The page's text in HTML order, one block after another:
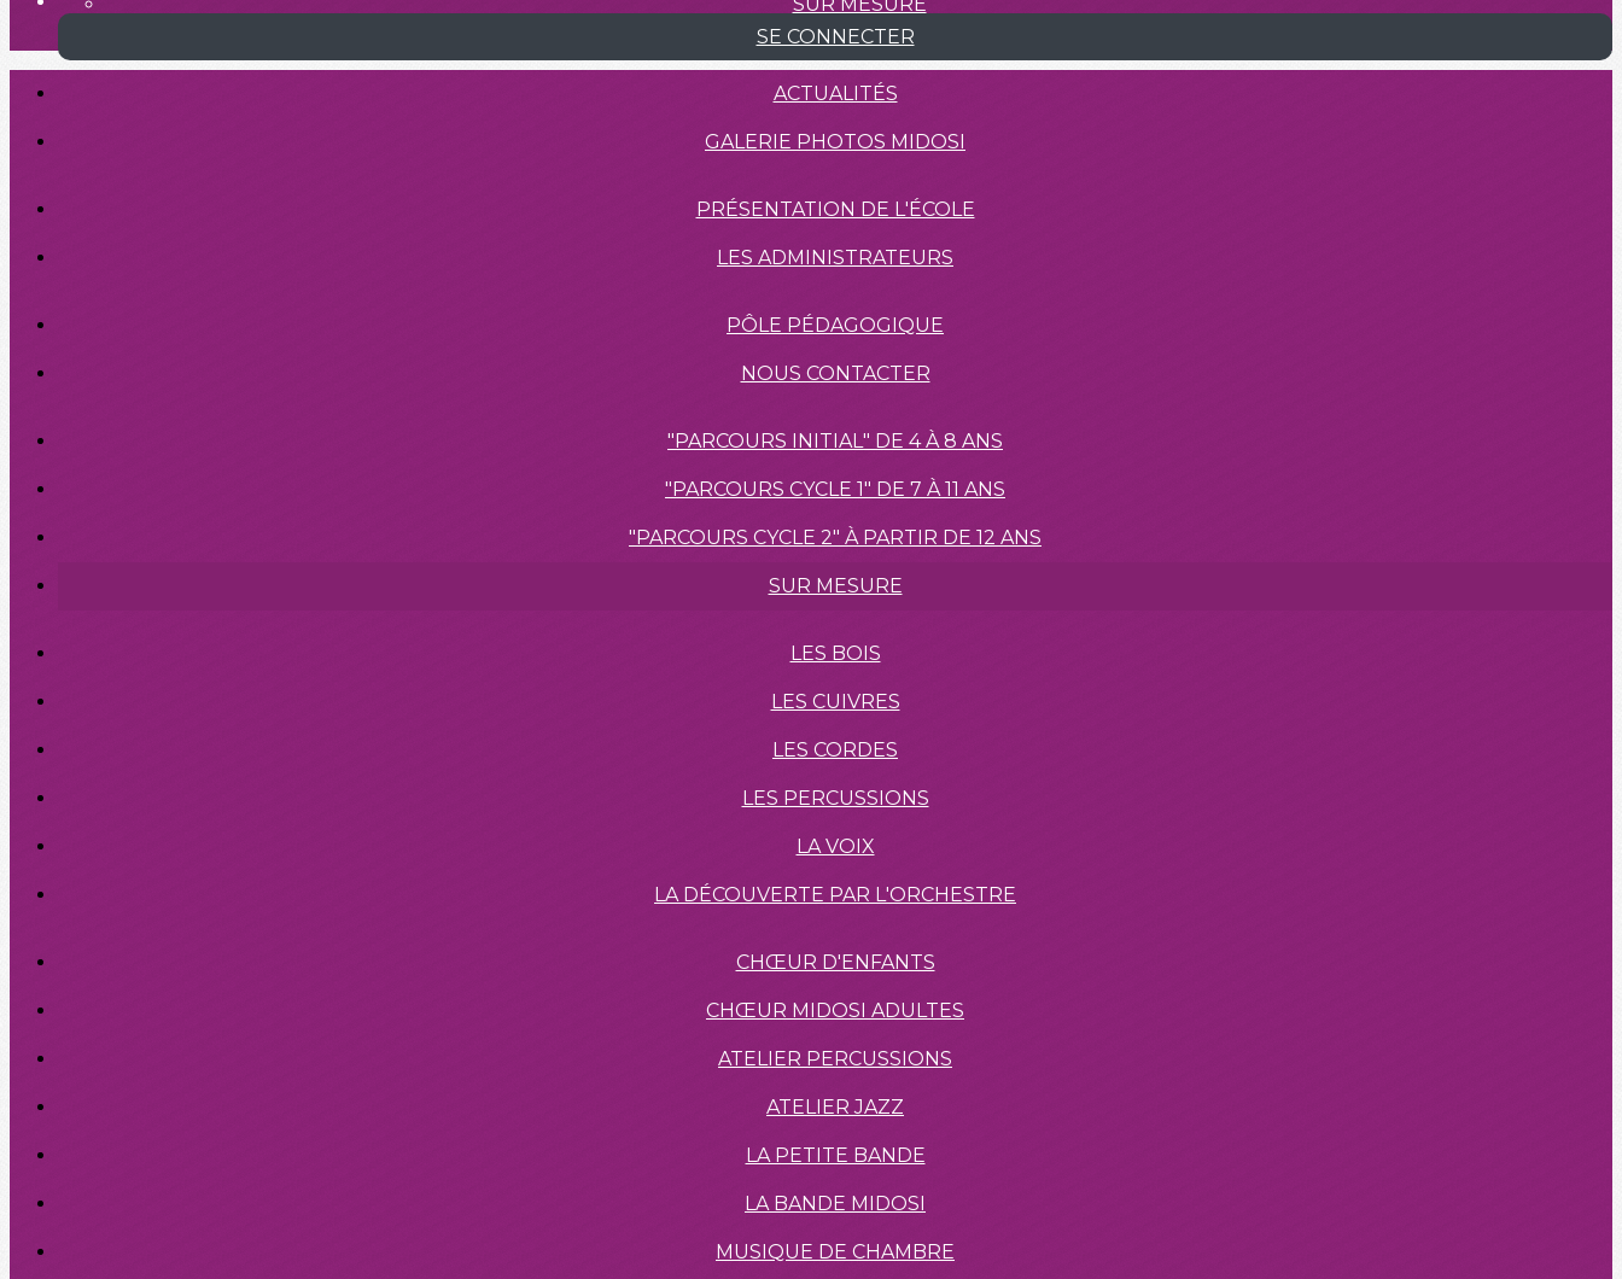
SE CONNECTER
ACTUALITÉS
GALERIE PHOTOS MIDOSI
PRÉSENTATION DE L'ÉCOLE
LES ADMINISTRATEURS
PÔLE PÉDAGOGIQUE
NOUS CONTACTER
"PARCOURS INITIAL" DE 4 À 8 ANS
"PARCOURS CYCLE 1" DE 7 À 11 ANS
"PARCOURS CYCLE 2" À PARTIR DE 12 ANS
SUR MESURE
LES BOIS
LES CUIVRES
LES CORDES
LES PERCUSSIONS
LA VOIX
LA DÉCOUVERTE PAR L'ORCHESTRE
CHŒUR D'ENFANTS
CHŒUR MIDOSI ADULTES
ATELIER PERCUSSIONS
ATELIER JAZZ
LA PETITE BANDE
LA BANDE MIDOSI
MUSIQUE DE CHAMBRE